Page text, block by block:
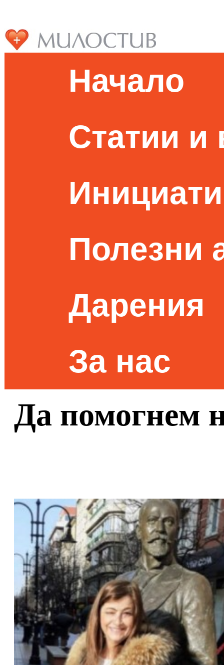
Начало
Статии и
Полезни
Дарения
За нас
Да помогнем